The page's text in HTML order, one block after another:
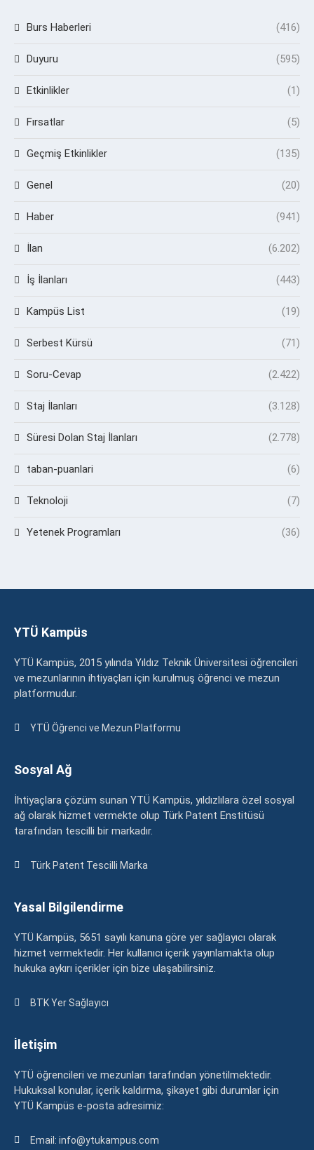
Burs Haberleri (416)
Duyuru (595)
Etkinlikler (1)
Fırsatlar (5)
Geçmiş Etkinlikler (135)
Genel (20)
Haber (941)
İlan (6.202)
İş İlanları (443)
Kampüs List (19)
Serbest Kürsü (71)
Soru-Cevap (2.422)
Staj İlanları (3.128)
Süresi Dolan Staj İlanları (2.778)
taban-puanlari (6)
Teknoloji (7)
Yetenek Programları (36)
YTÜ Kampüs
YTÜ Kampüs, 2015 yılında Yıldız Teknik Üniversitesi öğrencileri
ve mezunlarının ihtiyaçları için kurulmuş öğrenci ve mezun
platformudur.
YTÜ Öğrenci ve Mezun Platformu
Sosyal Ağ
İhtiyaçlara çözüm sunan YTÜ Kampüs, yıldızlılara özel sosyal
ağ olarak hizmet vermekte olup Türk Patent Enstitüsü
tarafından tescilli bir markadır.
Türk Patent Tescilli Marka
Yasal Bilgilendirme
YTÜ Kampüs, 5651 sayılı kanuna göre yer sağlayıcı olarak
hizmet vermektedir. Her kullanıcı içerik yayınlamakta olup
hukuka aykırı içerikler için bize ulaşabilirsiniz.
BTK Yer Sağlayıcı
İletişim
YTÜ öğrencileri ve mezunları tarafından yönetilmektedir.
Hukuksal konular, içerik kaldırma, şikayet gibi durumlar için
YTÜ Kampüs e-posta adresimiz:
Email: info@ytukampus.com